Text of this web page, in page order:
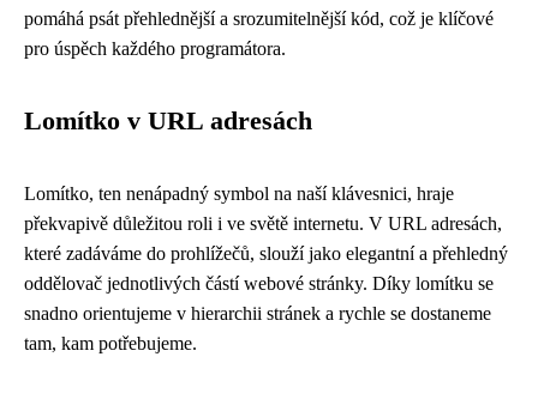
pomáhá psát přehlednější a srozumitelnější kód, což je klíčové
pro úspěch každého programátora.
Lomítko v URL adresách
Lomítko, ten nenápadný symbol na naší klávesnici, hraje
překvapivě důležitou roli i ve světě internetu. V URL adresách,
které zadáváme do prohlížečů, slouží jako elegantní a přehledný
oddělovač jednotlivých částí webové stránky. Díky lomítku se
snadno orientujeme v hierarchii stránek a rychle se dostaneme
tam, kam potřebujeme.